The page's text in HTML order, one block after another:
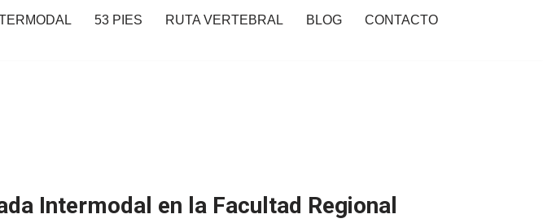
53 PIES RUTA VERTEBRAL BLOG CONTACTO
Intermodal en la Facultad Regional